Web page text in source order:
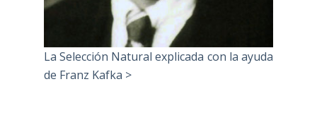
La Selección Natural explicada con la ayuda
de Franz Kafka >